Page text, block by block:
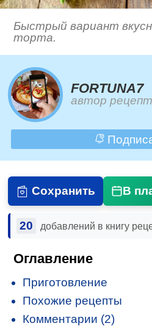
Быстрый вариант
торта.
FORTUNA7
автор
Сохранить В
20 добавлений в книгу
Оглавление
Приготовление
Похожие рецепты
Комментарии (2)